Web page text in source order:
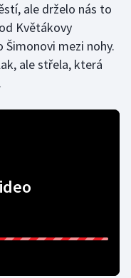
ale drželo nás to
Květákovy
mezi nohy.
ale střela, která